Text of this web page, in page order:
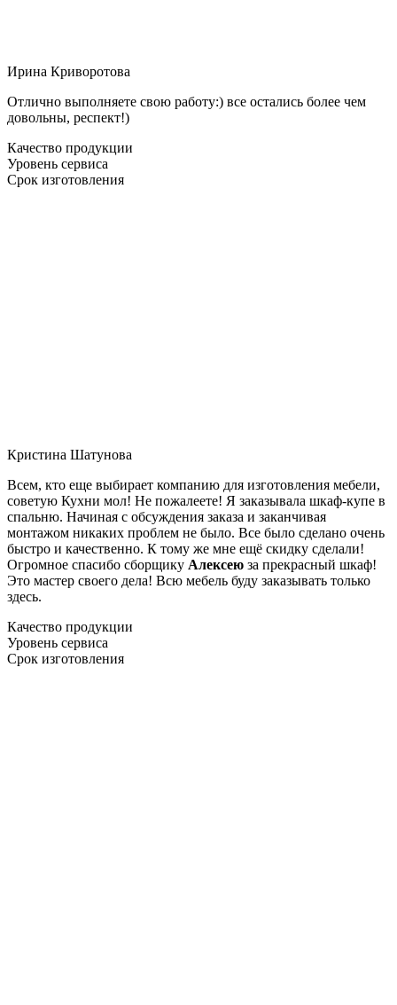
Ирина Криворотова
Отлично выполняете свою работу:) все остались более чем
довольны, респект!)
Качество продукции
Уровень сервиса
Срок изготовления
Кристина Шатунова
Всем, кто еще выбирает компанию для изготовления мебели,
советую Кухни мол! Не пожалеете! Я заказывала шкаф-купе в
спальню. Начиная с обсуждения заказа и заканчивая
монтажом никаких проблем не было. Все было сделано очень
быстро и качественно. К тому же мне ещё скидку сделали!
Огромное спасибо сборщику Алексею за прекрасный шкаф!
Это мастер своего дела! Всю мебель буду заказывать только
здесь.
Качество продукции
Уровень сервиса
Срок изготовления